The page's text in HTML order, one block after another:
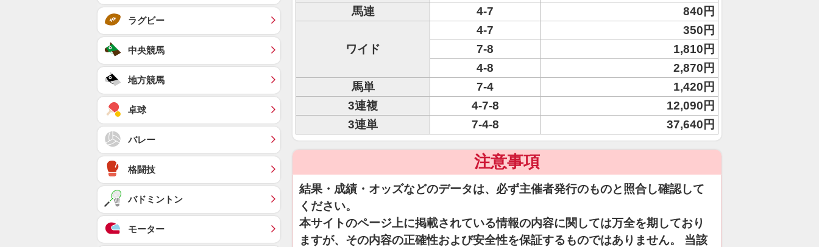
馬連
4-7 840円
ワイド
4-7
350円
7-8
1,810円
4-8
2,870円
馬単
7-4
1,420円
3連複
4-7-8
12,090円
3連単
7-4-8 37,640円
注意事項
結果・成績・オッズなどのデータは、必ず主催者発行のものと照合し確認して
ください。
本サイトのページ上に掲載されている情報の内容に関しては万全を期しており
ますが、その内容の正確性および安全性を保証するものではありません。 当該
ラグビー
中央競馬
地方競馬
卓球
バレー
格闘技
バドミントン
モーター